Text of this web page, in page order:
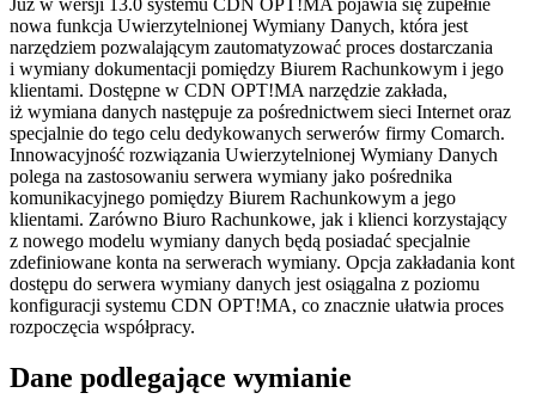
Już w wersji 13.0 systemu CDN OPT!MA pojawia się zupełnie
nowa funkcja Uwierzytelnionej Wymiany Danych, która jest
narzędziem pozwalającym zautomatyzować proces dostarczania
i wymiany dokumentacji pomiędzy Biurem Rachunkowym i jego
klientami. Dostępne w CDN OPT!MA narzędzie zakłada,
iż wymiana danych następuje za pośrednictwem sieci Internet oraz
specjalnie do tego celu dedykowanych serwerów firmy Comarch.
Innowacyjność rozwiązania Uwierzytelnionej Wymiany Danych
polega na zastosowaniu serwera wymiany jako pośrednika
komunikacyjnego pomiędzy Biurem Rachunkowym a jego
klientami. Zarówno Biuro Rachunkowe, jak i klienci korzystający
z nowego modelu wymiany danych będą posiadać specjalnie
zdefiniowane konta na serwerach wymiany. Opcja zakładania kont
dostępu do serwera wymiany danych jest osiągalna z poziomu
konfiguracji systemu CDN OPT!MA, co znacznie ułatwia proces
rozpoczęcia współpracy.
Dane podlegające wymianie